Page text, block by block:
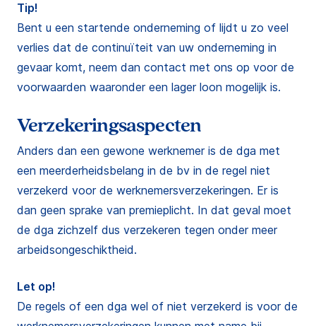
Tip!
Bent u een startende onderneming of lijdt u zo veel
verlies dat de continuïteit van uw onderneming in
gevaar komt, neem dan contact met ons op voor de
voorwaarden waaronder een lager loon mogelijk is.
Verzekeringsaspecten
Anders dan een gewone werknemer is de dga met
een meerderheidsbelang in de bv in de regel niet
verzekerd voor de werknemersverzekeringen. Er is
dan geen sprake van premieplicht. In dat geval moet
de dga zichzelf dus verzekeren tegen onder meer
arbeidsongeschiktheid.
Let op!
De regels of een dga wel of niet verzekerd is voor de